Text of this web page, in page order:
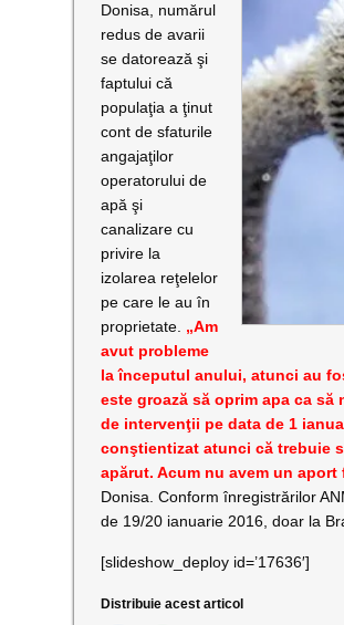
Donisa, numărul
redus de avarii
se datorează şi
faptului că
populaţia a ţinut
cont de sfaturile
angajaţilor
operatorului de
apă şi
canalizare cu
privire la
izolarea reţelelor
pe care le au în
proprietate. „Am
avut probleme
la începutul anului, atunci au
este groază să oprim apa ca
de intervenţii pe data de 1
conştientizat atunci că trebuie
apărut. Acum nu avem un
Donisa. Conform înregistrărilor
de 19/20 ianuarie 2016, doar la
[slideshow_deploy id=’17636′]
Distribuie acest articol